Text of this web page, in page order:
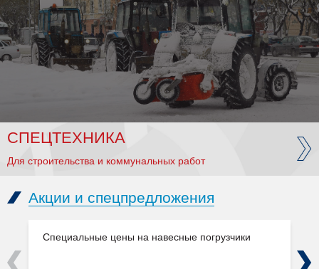
СПЕЦТЕХНИКА
Для строительства и коммунальных работ
Акции и спецпредложения
Специальные цены на навесные погрузчики
Previous Next